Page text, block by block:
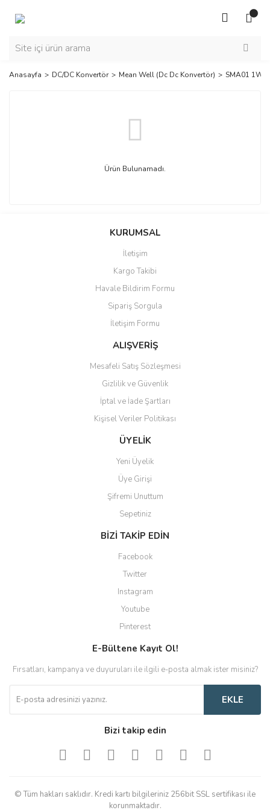
Anasayfa DC/DC Konvertör Mean Well (Dc Dc Konvertör) SMA01 1W
Ürün Bulunamadı.
KURUMSAL
İletişim
Kargo Takibi
Havale Bildirim Formu
Sipariş Sorgula
İletişim Formu
ALIŞVERİŞ
Mesafeli Satış Sözleşmesi
Gizlilik ve Güvenlik
İptal ve İade Şartları
Kişisel Veriler Politikası
ÜYELİK
Yeni Üyelik
Üye Girişi
Şifremi Unuttum
Sepetiniz
BİZİ TAKİP EDİN
Facebook
Twitter
Instagram
Youtube
Pinterest
E-Bültene Kayıt Ol!
Fırsatları, kampanya ve duyuruları ile ilgili e-posta almak ister misiniz?
EKLE
Bizi takip edin
© Tüm hakları saklıdır. Kredi kartı bilgileriniz 256bit SSL sertifikası ile
korunmaktadır.